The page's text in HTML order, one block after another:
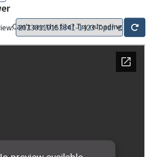
Can't see the file? Try reloading